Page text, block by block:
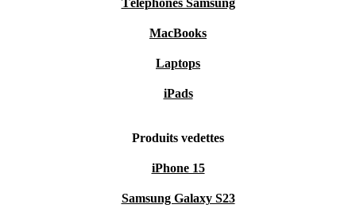
Téléphones Samsung
MacBooks
Laptops
iPads
Produits vedettes
iPhone 15
Samsung Galaxy S23